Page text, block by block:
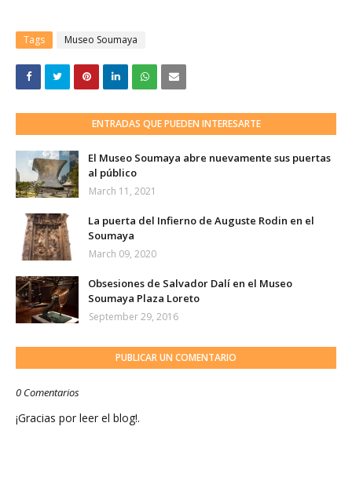
Tags Museo Soumaya
ENTRADAS QUE PUEDEN INTERESARTE
El Museo Soumaya abre nuevamente sus puertas
al público
March 11, 2021
La puerta del Infierno de Auguste Rodin en el
Soumaya
March 09, 2020
Obsesiones de Salvador Dalí en el Museo
Soumaya Plaza Loreto
September 29, 2016
PUBLICAR UN COMENTARIO
0 Comentarios
¡Gracias por leer el blog!.